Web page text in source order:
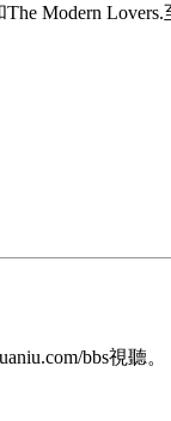
The Modern
bbs視聽。